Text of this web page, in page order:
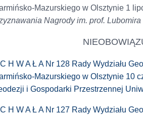
Mazurskiego w Olsztynie 1
Nagrody im. prof. Lubomira
H W A Ł A Nr 128 Rady Wydziału
Mazurskiego w Olsztynie 10
i Gospodarki Przestrzennej
H W A Ł A Nr 127 Rady Wydziału